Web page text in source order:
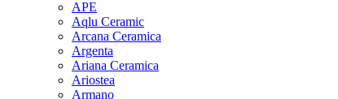
APE
Aqlu Ceramic
Arcana Ceramica
Argenta
Ariana Ceramica
Ariostea
Armano